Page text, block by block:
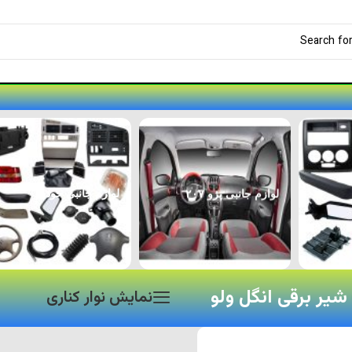
لوازم جانبی پژو ۲۰۷ لوازم جانبی خودرو
برقی انگل ولو نمایش نوار کناری